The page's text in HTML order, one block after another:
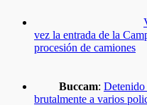
vez la entrada de la
procesión de camiones
Buccam:
brutalmente a varios